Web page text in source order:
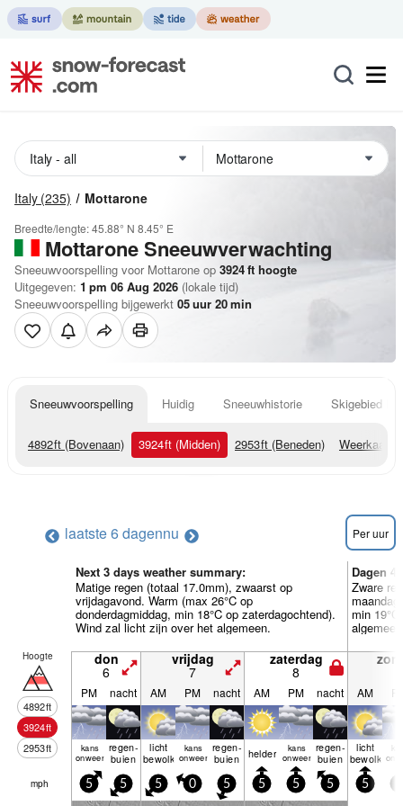
Italy (235) Mottarone
Breedte/lengte:45.88° N 8.45° E
MottaroneSneeuwverwachting
Sneeuwvoorspelling voor Mottarone op 3924ft hoogte
Uitgegeven: 1 pm 06 Aug 2026 (lokale tijd)
Sneeuwvoorspelling bijgewerkt 05uur 20min
Sneeuwvoorspelling Huidig Sneeuwhistorie Skigebied
4892ft (Bovenaan) 3924ft (Midden) 2953ft (Beneden)
laatste 6 dagennu Per uur
Next 3 days weather summary:
Matige regen (totaal 17.0mm), zwaarst op
vrijdagavond. Warm (max 26°C op
donderdagmiddag, min 18°C op zaterdagochtend).
Wind zal licht zijn over het algemeen.
Dagen
Zware
min
Hoogte
4892ft
3924ft
2953ft
don
6
vrijdag
7
zaterdag
8
PM nacht AM PM nacht AM PM nacht AM
kans
onweer
regen­
buien
licht
bewolkt
kans
onweer
regen­
buien helder kans
onweer
regen­
buien
licht
bewolkt
mph 5 5 5 0 5 5 5 5 5